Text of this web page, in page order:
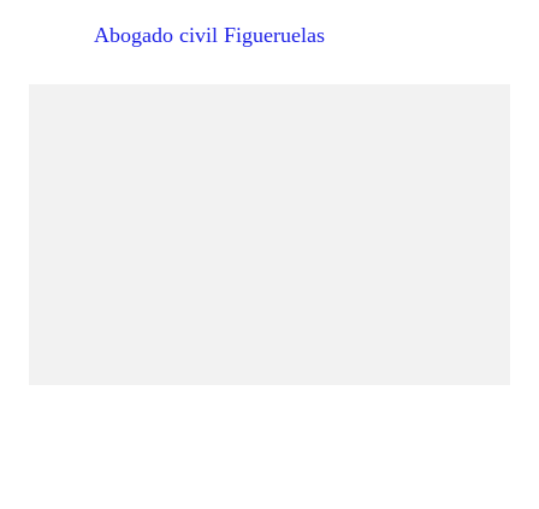
Abogado civil Figueruelas